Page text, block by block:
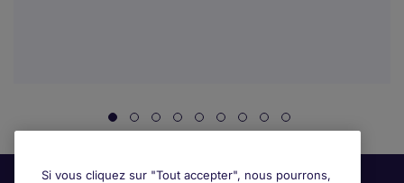
Si vous cliquez sur "Tout accepter", nous pourrons,